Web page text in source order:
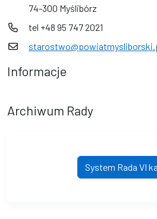
74-300 Myślibórz
tel +48 95 747 2021
Informacje
Archiwum Rady
System Rada VI